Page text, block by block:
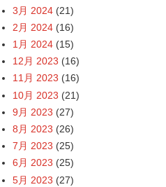
3月 2024 (21)
2月 2024 (16)
1月 2024 (15)
12月 2023 (16)
11月 2023 (16)
10月 2023 (21)
9月 2023 (27)
8月 2023 (26)
7月 2023 (25)
6月 2023 (25)
5月 2023 (27)